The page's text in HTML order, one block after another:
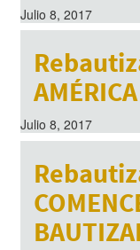
Julio 8, 2017
Julio 8, 2017